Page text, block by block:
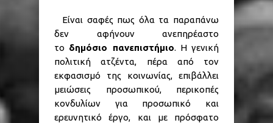
Είναι σαφές πως όλα τα παραπάνω
δεν αφήνουν ανεπηρέαστο
το δημόσιο πανεπιστήμιο. Η γενική
πολιτική ατζέντα, πέρα από τον
εκφασισμό της κοινωνίας, επιβάλλει
μειώσεις προσωπικού, περικοπές
κονδυλίων για προσωπικό και
ερευνητικό έργο, και με πρόσφατο